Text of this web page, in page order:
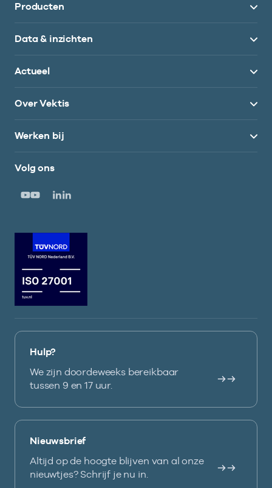
Producten
Data & inzichten
Actueel
Over Vektis
Werken bij
Volg ons
Hulp?
We zijn doordeweeks bereikbaar
tussen 9 en 17 uur.
Nieuwsbrief
Altijd op de hoogte blijven van al onze
nieuwtjes? Schrijf je nu in.